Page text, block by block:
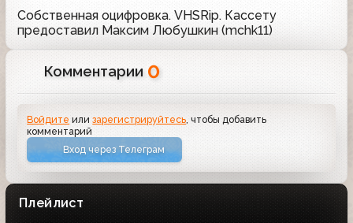
Собственная оцифровка. VHSRip. Кассету
предоставил Максим Любушкин (mchk11)
Комментарии 0
Войдите илизарегистрируйтесь , чтобы добавить
комментарий
Вход через Телеграм
Плейлист